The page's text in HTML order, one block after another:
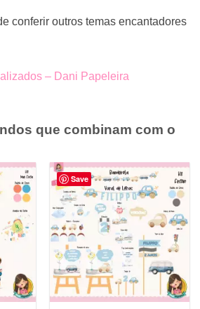
conferir outros temas encantadores
– Dani Papeleira
que combinam com o
Save